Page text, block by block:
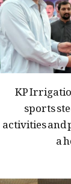
KP
sports
activities
a